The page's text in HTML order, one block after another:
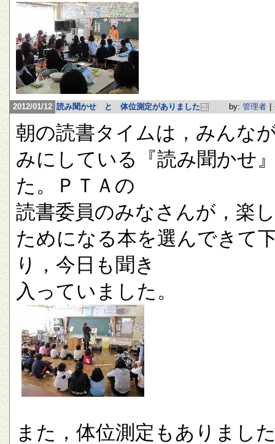
2012/01/12 読み聞かせ と 体位測定がありました by: 管理者
朝の読書タイムは，みんな
みにしている『読み聞かせ
た。ＰＴＡの
読書委員のみなさんが，楽
ためになる本を選んできて
り，今日も聞き
入っていました。
また，体位測定もありまし